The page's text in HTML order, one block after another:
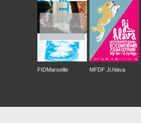
FIDMarseille MFDF Ji.hlava